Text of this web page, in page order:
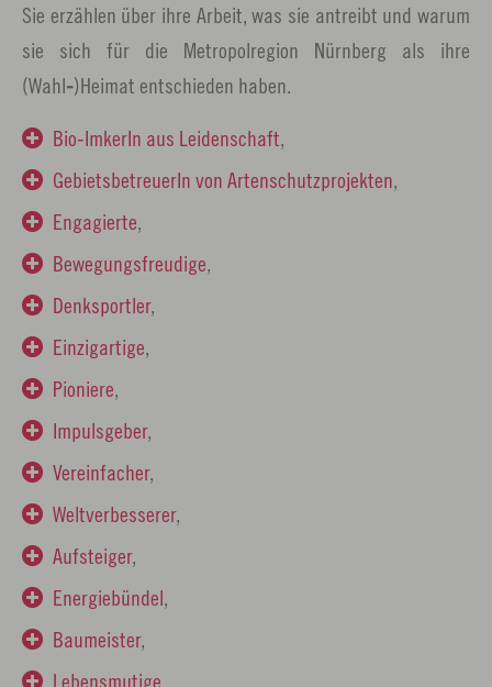
Sie erzählen über ihre Arbeit, was sie antreibt und warum
sie sich für die Metropolregion Nürnberg als ihre
(Wahl-)Heimat entschieden haben.
Bio-ImkerIn aus Leidenschaft,
GebietsbetreuerIn von Artenschutzprojekten,
Engagierte,
Bewegungsfreudige,
Denksportler,
Einzigartige,
Pioniere,
Impulsgeber,
Vereinfacher,
Weltverbesserer,
Aufsteiger,
Energiebündel,
Baumeister,
Lebensmutige,